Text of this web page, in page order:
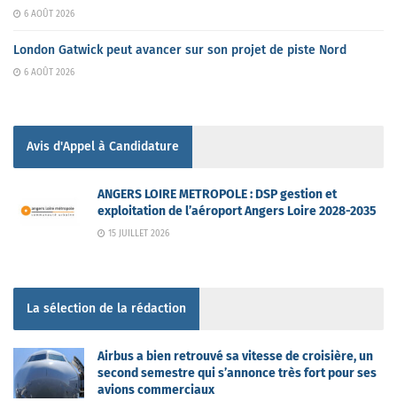
6 AOÛT 2026
London Gatwick peut avancer sur son projet de piste Nord
6 AOÛT 2026
Avis d'Appel à Candidature
ANGERS LOIRE METROPOLE : DSP gestion et
exploitation de l’aéroport Angers Loire 2028-2035
15 JUILLET 2026
La sélection de la rédaction
Airbus a bien retrouvé sa vitesse de croisière, un
second semestre qui s’annonce très fort pour ses
avions commerciaux